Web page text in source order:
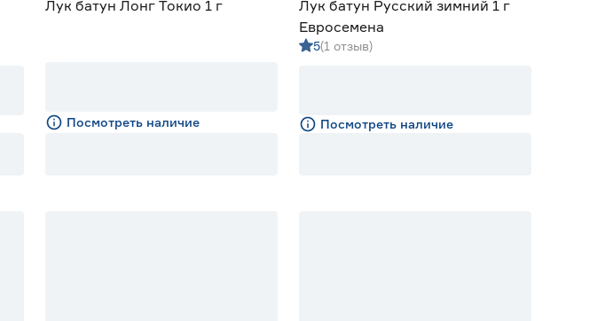
Лук батун Лонг Токио 1 г
Посмотреть наличие
Лук батун Русский зимний 1 г
Евросемена
5(1 отзыв)
Посмотреть наличие